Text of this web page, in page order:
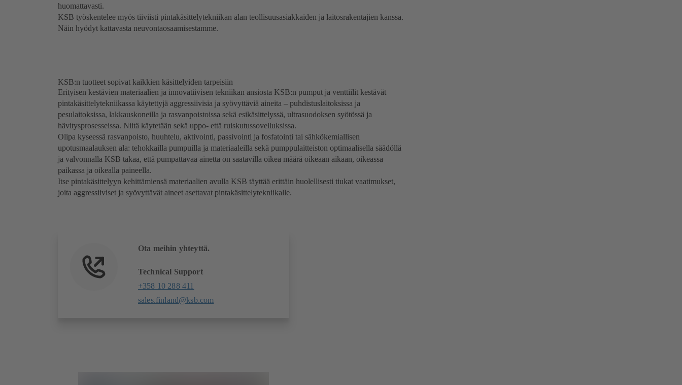
huomattavasti.
KSB työskentelee myös tiiviisti pintakäsittelytekniikan alan teollisuusasiakkaiden ja laitosrakentajien kanssa.
Näin hyödyt kattavasta neuvontaosaamisestamme.
KSB:n tuotteet sopivat kaikkien käsittelyiden tarpeisiin
Erityisen kestävien materiaalien ja innovatiivisen tekniikan ansiosta KSB:n pumput ja venttiilit kestävät
pintakäsittelytekniikassa käytettyjä aggressiivisia ja syövyttäviä aineita – puhdistuslaitoksissa ja
pesulaitoksissa, lakkauskoneilla ja rasvanpoistoissa sekä esikäsittelyssä, ultrasuodoksen syötössä ja
hävitysprosesseissa. Niitä käytetään sekä uppo- että ruiskutussovelluksissa.
Olipa kyseessä rasvanpoisto, huuhtelu, aktivointi, passivointi ja fosfatointi tai sähkökemiallisen
upotusmaalauksen ala: tehokkailla pumpuilla ja materiaaleilla sekä pumppulaitteiston optimaalisella säädöllä
ja valvonnalla KSB takaa, että pumpattavaa ainetta on saatavilla oikea määrä oikeaan aikaan, oikeassa
paikassa ja oikealla paineella.
Itse pintakäsittelyyn kehittämiensä materiaalien avulla KSB täyttää erittäin huolellisesti tiukat vaatimukset,
joita aggressiiviset ja syövyttävät aineet asettavat pintakäsittelytekniikalle.
Ota meihin yhteyttä.
Technical Support
+358 10 288 411
sales.finland@ksb.com